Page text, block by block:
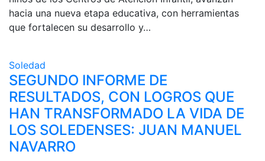
hacia una nueva etapa educativa, con herramientas
que fortalecen su desarrollo y…
Soledad
SEGUNDO INFORME DE
RESULTADOS, CON LOGROS QUE
HAN TRANSFORMADO LA VIDA DE
LOS SOLEDENSES: JUAN MANUEL
NAVARRO